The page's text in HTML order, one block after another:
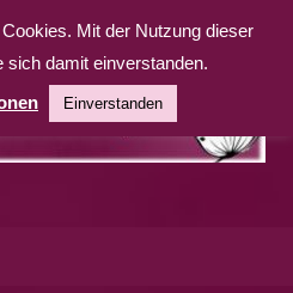
Mit der Nutzung dieser
sich damit einverstanden.
Einverstanden